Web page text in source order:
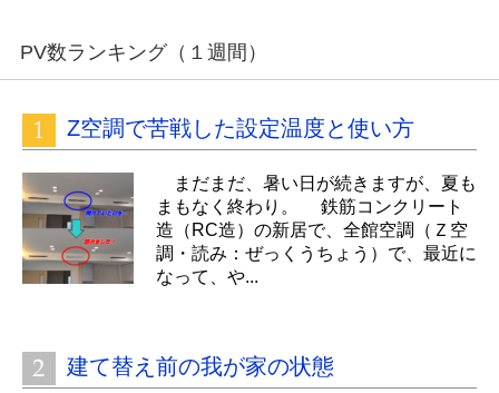
PV数ランキング（１週間）
Z空調で苦戦した設定温度と使い方
まだまだ、暑い日が続きますが、夏も
まもなく終わり。 鉄筋コンクリート
造（RC造）の新居で、全館空調（Ｚ空
調・読み：ぜっくうちょう）で、最近に
なって、や...
建て替え前の我が家の状態